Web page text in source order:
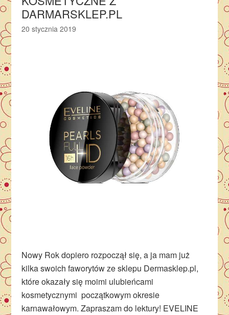
DARMARSKLEP.PL
20 stycznia 2019
Nowy Rok dopiero rozpoczął się, a ja mam już
kilka swoich faworytów ze sklepu Dermasklep.pl,
które okazały się moimi ulubieńcami
kosmetycznymi początkowym okresie
karnawałowym. Zapraszam do lektury! EVELINE